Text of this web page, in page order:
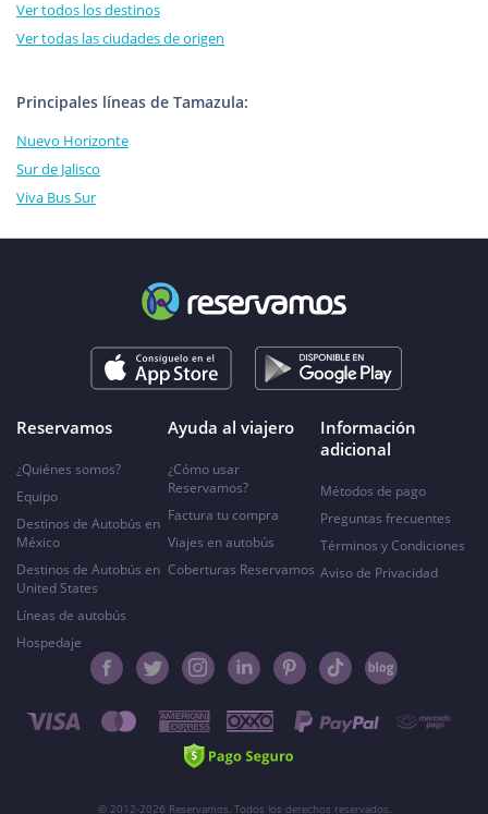
Ver todos los destinos
Ver todas las ciudades de origen
Principales líneas de Tamazula:
Nuevo Horizonte
Sur de Jalisco
Viva Bus Sur
Reservamos
¿Quiénes somos?
Equipo
Destinos de Autobús en
México
Destinos de Autobús en
United States
Líneas de autobús
Hospedaje
Ayuda al viajero
¿Cómo usar
Reservamos?
Factura tu compra
Viajes en autobús
Coberturas Reservamos
Información
adicional
Métodos de pago
Preguntas frecuentes
Términos y Condiciones
Aviso de Privacidad
© 2012-2026 Reservamos. Todos los derechos reservados.